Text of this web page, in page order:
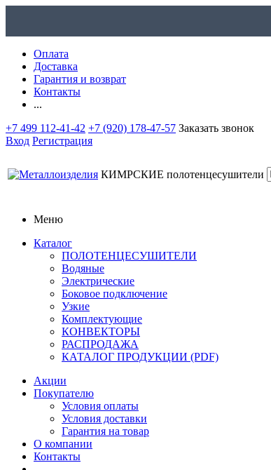
Оплата
Доставка
Гарантия и возврат
Контакты
...
+7 499 112-41-42 +7 (920) 178-47-57 Заказать звонок
Вход Регистрация
КИМРСКИЕ полотенцесушители
Меню
Каталог
ПОЛОТЕНЦЕСУШИТЕЛИ
Водяные
Электрические
Боковое подключение
Узкие
Комплектующие
КОНВЕКТОРЫ
РАСПРОДАЖА
КАТАЛОГ ПРОДУКЦИИ (PDF)
Акции
Покупателю
Условия оплаты
Условия доставки
Гарантия на товар
О компании
Контакты